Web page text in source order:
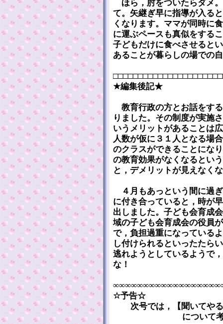
ほら，肘をついたらダメ
て。矢継ぎ早に指導が入る
くなります。ママが同時に
に運ぶペースも真似をする
子どもだけに食べさせると
あることが暮らしの場での
★編集後記★
教育行政の方とお話をす
りました。その制度が実施
いうメリットがあることは
人数が仮に３１人となる場
のクラスができることにな
の教育効果がなくなるとい
と，デメリットが見えなく
４月もあっという間に過
に付き合っていると，時が
出しました。子ども会育成
域の子ども会育成会の役員
で，負担過重になっている
し付けられるといったたら
逃れようとしているようで
な！
☆予告☆
次号では，【聞いてや
について